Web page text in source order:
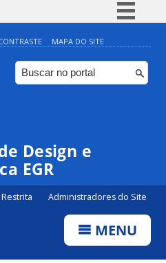
Simplifique!
Comunica BR
Participe
Canais
MAPA DO SITE
Design e
EGR
Administradores do Site
MENU